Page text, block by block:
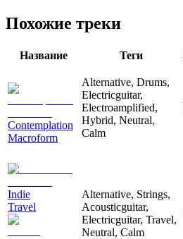
Похожие треки
Название Теги
Contemplation
Macroform
Alternative, Drums,
Electricguitar,
Electroamplified,
Hybrid, Neutral,
Calm
Indie
Travel
Alternative, Strings,
Acousticguitar,
Electricguitar, Travel,
Neutral, Calm